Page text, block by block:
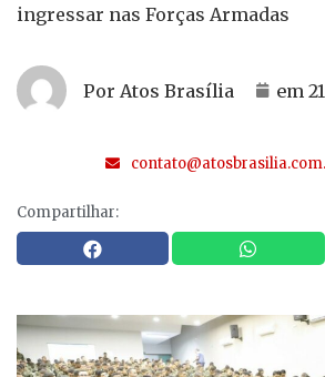
ingressar nas Forças Armadas
Por Atos Brasília em
Compartilhar: